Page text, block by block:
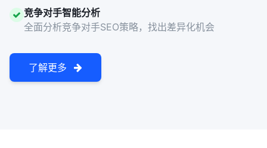
竞争对手智能分析
全面分析竞争对手SEO策略，找出差异化机会
了解更多